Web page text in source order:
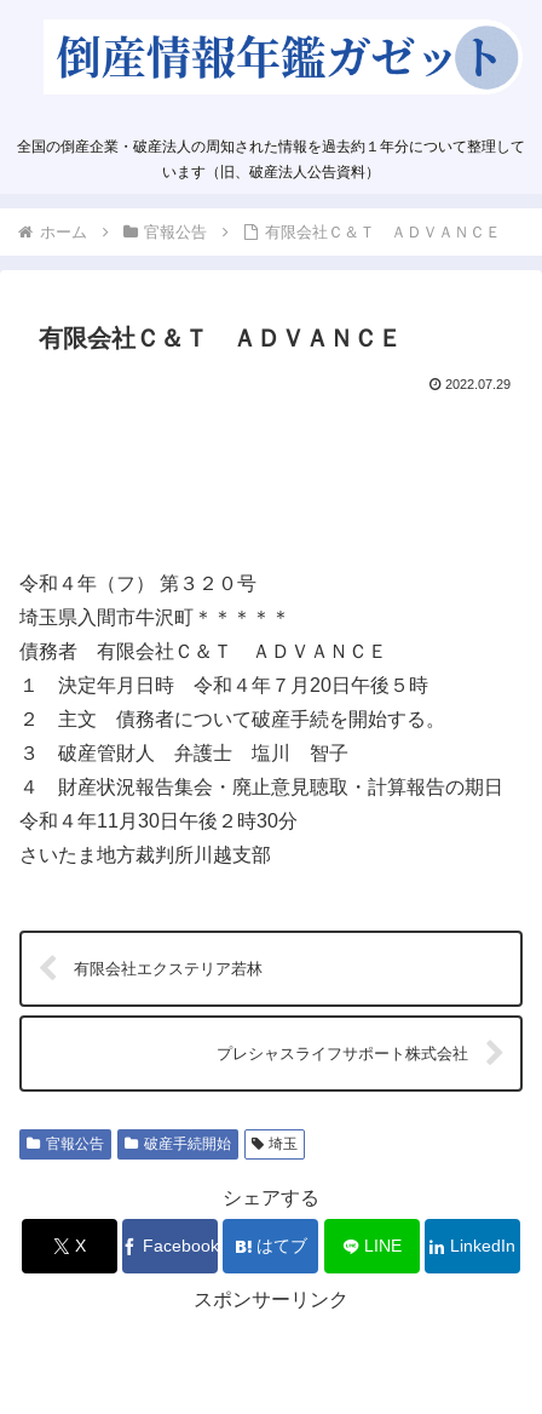
全国の倒産企業・破産法人の周知された情報を過去約１年分について整理して
います（旧、破産法人公告資料）
ホーム 官報公告 有限会社Ｃ＆Ｔ ＡＤＶＡＮＣＥ
有限会社Ｃ＆Ｔ ＡＤＶＡＮＣＥ
2022.07.29
令和４年（フ） 第３２０号
埼玉県入間市牛沢町＊＊＊＊＊
債務者 有限会社Ｃ＆Ｔ ＡＤＶＡＮＣＥ
１ 決定年月日時 令和４年７月20日午後５時
２ 主文 債務者について破産手続を開始する。
３ 破産管財人 弁護士 塩川 智子
４ 財産状況報告集会・廃止意見聴取・計算報告の期日
令和４年11月30日午後２時30分
さいたま地方裁判所川越支部
有限会社エクステリア若林
プレシャスライフサポート株式会社
官報公告 破産手続開始 埼玉
シェアする
X Facebook はてブ LINE LinkedIn
スポンサーリンク